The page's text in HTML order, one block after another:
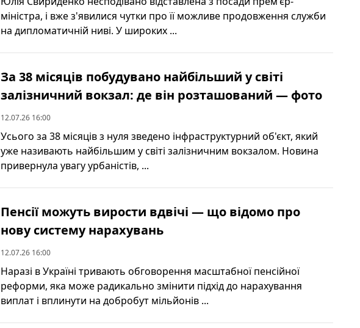
міністра, і вже з'явилися чутки про її можливе продовження служби
на дипломатичній ниві. У широких ...
За 38 місяців побудувано найбільший у світі
залізничний вокзал: де він розташований — фото
12.07.26 16:00
Усього за 38 місяців з нуля зведено інфраструктурний об'єкт, який
уже називають найбільшим у світі залізничним вокзалом. Новина
привернула увагу урбаністів, ...
Пенсії можуть вирости вдвічі — що відомо про
нову систему нарахувань
12.07.26 16:00
Наразі в Україні тривають обговорення масштабної пенсійної
реформи, яка може радикально змінити підхід до нарахування
виплат і вплинути на добробут мільйонів ...